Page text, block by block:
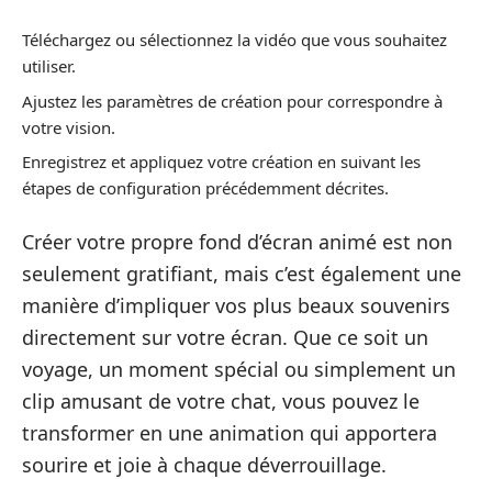
Téléchargez ou sélectionnez la vidéo que vous souhaitez
utiliser.
Ajustez les paramètres de création pour correspondre à
votre vision.
Enregistrez et appliquez votre création en suivant les
étapes de configuration précédemment décrites.
Créer votre propre fond d’écran animé est non
seulement gratifiant, mais c’est également une
manière d’impliquer vos plus beaux souvenirs
directement sur votre écran. Que ce soit un
voyage, un moment spécial ou simplement un
clip amusant de votre chat, vous pouvez le
transformer en une animation qui apportera
sourire et joie à chaque déverrouillage.